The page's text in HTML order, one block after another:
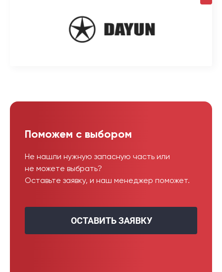
Поможем с выбором
Не нашли нужную запасную часть или
не можете выбрать?
Оставьте заявку, и наш менеджер поможет.
ОСТАВИТЬ ЗАЯВКУ